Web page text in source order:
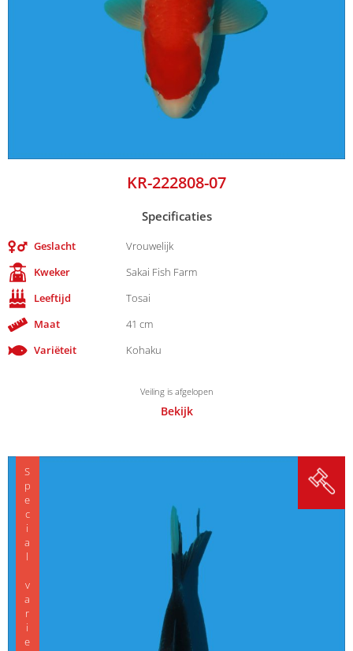
KR-222808-07
Specificaties
Geslacht
Vrouwelijk
Kweker
Sakai Fish Farm
Leeftijd
Tosai
Maat
41 cm
Variëteit
Kohaku
Veiling is afgelopen
Bekijk
Special variety